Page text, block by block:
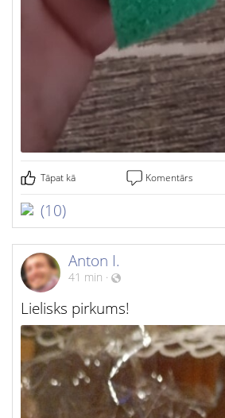
Tāpat kā Komentārs
(10)
Anton I.
41 min ·
Lielisks pirkums!